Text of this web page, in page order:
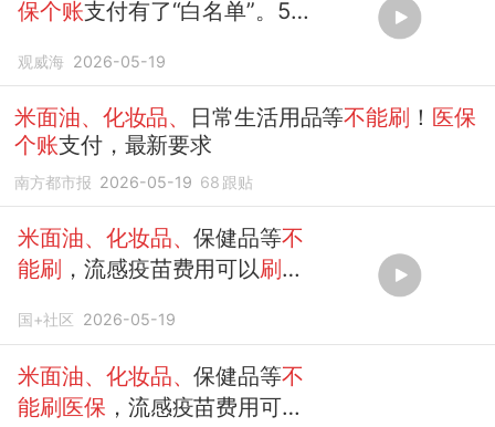
保个账支付有了“白名单”。5月
布《关于进一步加...
观威海 2026-05-19
米面油、化妆品、 日常生活用品等不能刷 ！ 医保
个账支付，最新要求
南方都市报 2026-05-19 68 跟贴
米面油、化妆品、保健品等不
能刷 ，流感疫苗费用可以刷 ！
国+社区 2026-05-19
米面油、化妆品、保健品等不
能刷医保 ，流感疫苗费用可以